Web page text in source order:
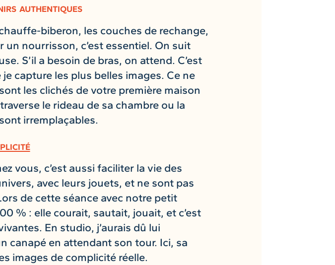
authentiques
biberon, les couches de rechange,
nourrisson, c’est essentiel. On suit
S’il a besoin de bras, on attend. C’est
capture les plus belles images. Ce ne
les clichés de votre première maison
le rideau de sa chambre ou la
irremplaçables.
vous, c’est aussi faciliter la vie des
avec leurs jouets, et ne sont pas
de cette séance avec notre petit
% : elle courait, sautait, jouait, et c’est
En studio, j’aurais dû lui
canapé en attendant son tour. Ici, sa
images de complicité réelle.